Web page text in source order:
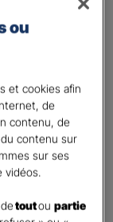
à la
ou
et cookies afin
de
contenu, de
contenu sur
sur ses
toutoupartie